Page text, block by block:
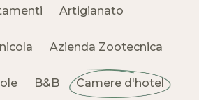
Artigianato
Azienda Zootecnica
B&B Camere d'hotel